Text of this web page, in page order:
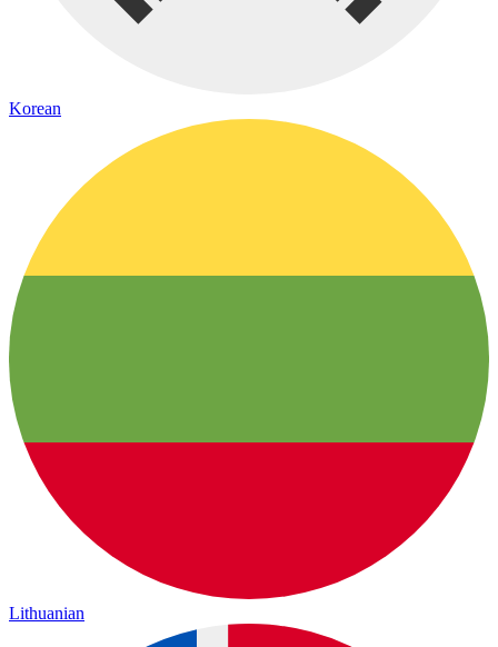
Korean
Lithuanian